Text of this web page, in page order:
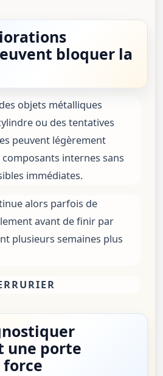
bloquer la
objets métalliques
ou des tentatives
peuvent légèrement
internes sans
immédiates.
alors parfois de
avant de finir par
plusieurs semaines plus
une porte